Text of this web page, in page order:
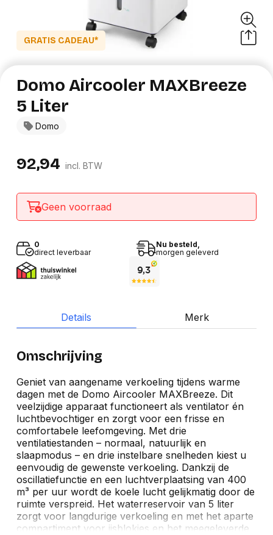
GRATIS CADEAU*
Domo
Domo Aircooler MAXBreeze
5 Liter
92,94 incl. BTW
Geen voorraad
0
direct leverbaar
Nu besteld,
morgen geleverd
Details Merk
Omschrijving
Geniet van aangename verkoeling tijdens warme
dagen met de Domo Aircooler MAXBreeze. Dit
veelzijdige apparaat functioneert als ventilator én
luchtbevochtiger en zorgt voor een frisse en
comfortabele leefomgeving. Met drie
ventilatiestanden – normaal, natuurlijk en
slaapmodus – en drie instelbare snelheden kiest u
eenvoudig de gewenste verkoeling. Dankzij de
oscillatiefunctie en een luchtverplaatsing van 400
m³ per uur wordt de koele lucht gelijkmatig door de
ruimte verspreid. Het waterreservoir van 5 liter
zorgt voor langdurige verkoeling en met het aparte
compartiment voor ijsblokjes en het meegeleverde